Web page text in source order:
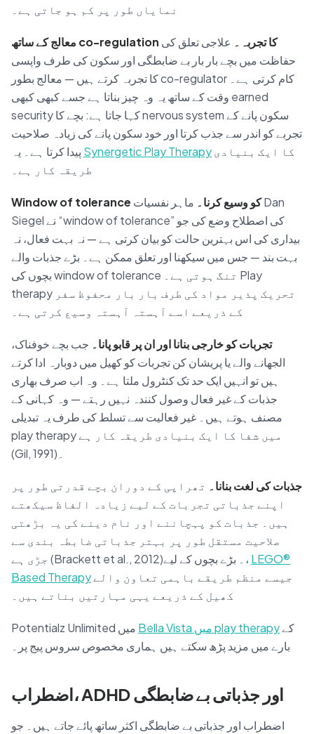
نمایاں طور پر کم ہو جاتی ہے۔
معالج کے ساتھ co-regulation کا تجربہ۔ علاجی تعلق کی
حفاظت میں بچے بار بار بے ضابطگی اور سکون کی طرف واپسی
کا تجربہ کرتے ہیں — معالج بطور co-regulator کام کرتی ہے۔
وقت کے ساتھ یہ وہ چیز بناتا ہے جسے کبھی کبھی earned
security کہا جاتا ہے: بچے کا nervous system سکون پانے کے
تجربے کو اندر سے جذب کرتا اور خود سکون پانے کی زیادہ صلاحیت
Synergetic Play Therapy
طریقہ کار ہے۔
Window of tolerance کو وسیع کرنا۔ ماہر نفسیات Dan
Siegel نے “window of tolerance” کی اصطلاح وضع کی جو
بیداری کی اس بہترین حالت کو بیان کرتی ہے — نہ بہت فعال، نہ
بہت بند — جس میں سیکھنا اور تعلق ممکن ہے۔ بڑے جذبات والے
بچوں کی window of tolerance تنگ ہوتی ہے۔ Play
therapy تحریک پذیر مواد کی طرف بار بار محفوظ سفر
کے ذریعے اسے آہستہ آہستہ وسیع کرتی ہے۔
تجربات کو خارجی بنانا اور ان پر قابو پانا۔ جب بچے خوفناک،
الجھانے والے یا پریشان کن تجربات کو کھیل میں دوبارہ ادا کرتے
ہیں تو انہیں ایک حد تک کنٹرول ملتا ہے۔ وہ اب صرف بھاری
جذبات کے غیر فعال وصول کنندہ نہیں رہتے — وہ کہانی کے
مصنف ہوتے ہیں۔ غیر فعالیت سے تسلط کی طرف یہ تبدیلی
play therapy میں شفا کا ایک بنیادی طریقہ کار ہے
جذبات کی لغت بنانا۔ تھراپی کے دوران بچے قدرتی طور پر
اپنے جذباتی تجربات کے لیے زیادہ الفاظ سیکھتے
ہیں۔ جذبات کو پہچاننے اور نام دینے کی یہ بڑھتی
صلاحیت مستقل طور پر بہتر جذباتی ضابطہ بندی سے
جڑی ہے (Brackett et al., 2012)۔ بڑے بچوں کے لیے، LEGO®
Based Therapy
کھیل کے ذریعے یہی مہارتیں بناتے ہیں۔
Bella Vista میں play therapy
بارے میں مزید پڑھ سکتے ہیں ہماری مخصوص سروس پیج پر۔
اضطراب، ADHD اور جذباتی بے ضابطگی
اضطراب اور جذباتی بے ضابطگی اکثر ساتھ پائے جاتے ہیں۔ جو